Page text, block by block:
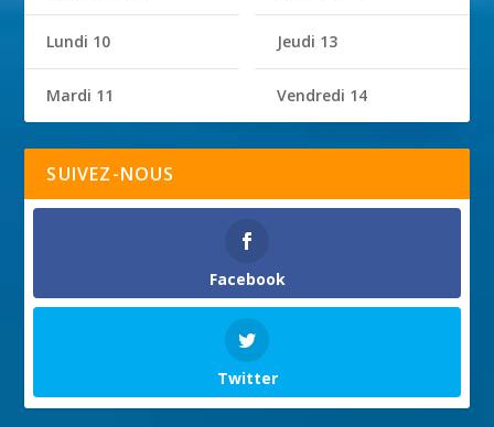
Lundi 10
Mardi 11
Jeudi 13
Vendredi 14
SUIVEZ-NOUS
Facebook
Twitter